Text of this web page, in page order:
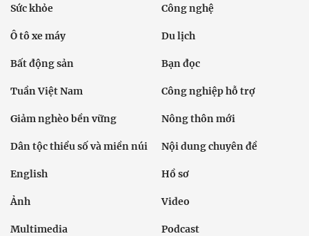
Sức khỏe Công nghệ
Ô tô xe máy Du lịch
Bất động sản Bạn đọc
Tuần Việt Nam Công nghiệp hỗ trợ
Giảm nghèo bền vững Nông thôn mới
Dân tộc thiểu số và miền núi Nội dung chuyên đề
English Hồ sơ
Ảnh Video
Multimedia Podcast